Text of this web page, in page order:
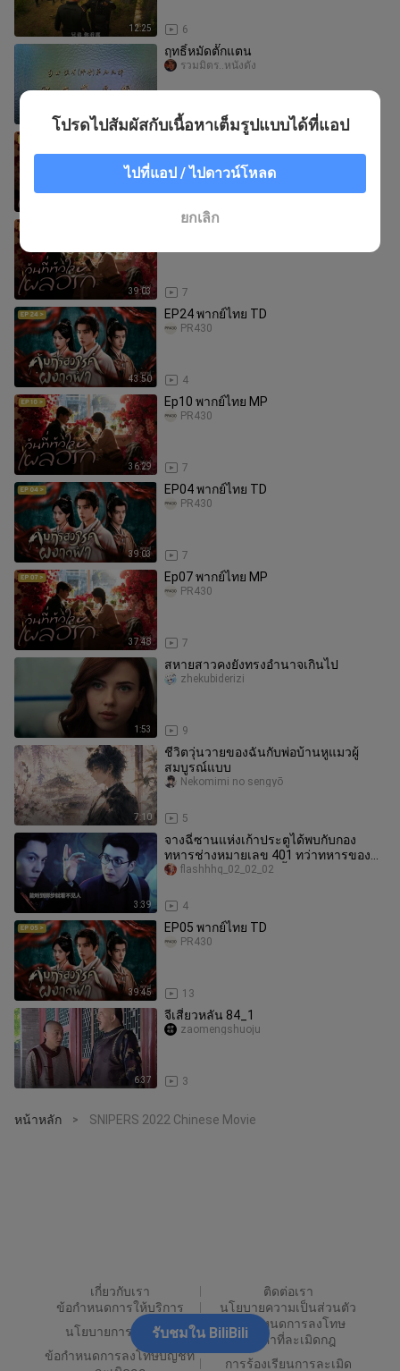
12:25 6
1:40:35
ฤทธิ์หมัดตั๊กแตน
4
รวมมิตร..หนังดัง
Ep09 พากย์ไทย MP
PR430
39:03
Ep21 พากย์ไทย MP
7
43:50
EP24 พากย์ไทย TD
4
PR430
36:29
Ep10 พากย์ไทย MP
7
PR430
39:03
EP04 พากย์ไทย TD
7
PR430
37:48
Ep07 พากย์ไทย MP
7
PR430
1:53
สหายสาวคงยังทรงอำนาจเกินไป
9
zhekubiderizi
7:10
ชีวิตวุ่นวายของฉันกับพ่อบ้านหูแมวผู้
สมบูรณ์แบบ
5
Nekomimi no sengyō
3:39
จางฉี่ซานแห่งเก้าประตูได้พบกับกอง
ทหารช่างหมายเลข 401 ทว่าทหารของ
เขาพลันกลายพันธุ์ไปทั้งหน่วย ร่างกาย
4
flashhhq_02_02_02
39:45
EP05 พากย์ไทย TD
13
PR430
6:37
จีเสี่ยวหลัน 84_1
3
zaomengshuoju
หน้าหลัก > SNIPERS 2022 Chinese Movie
เกี่ยวกับเรา
ติดต่อเรา
ข้อกำหนดการให้บริการ
นโยบายความเป็นส่วนตัว
นโยบายการโฆษณา
ข้อกำหนดการลงโทษ
เนื้อหาที่ละเมิดกฎ
ข้อกำหนดการลงโทษบัญชีที่
การร้องเรียนการละเมิด
รับชมใน BiliBili
โปรดไปสัมผัสกับเนื้อหาเต็มรูปแบบได้ที่แอป
ไปที่แอป / ไปดาวน์โหลด
ยกเลิก